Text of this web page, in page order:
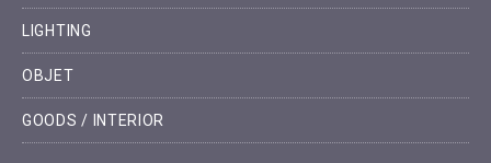
LIGHTING
OBJET
GOODS / INTERIOR